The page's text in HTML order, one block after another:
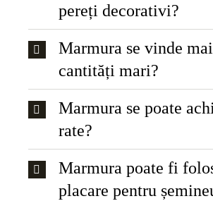
pereți decorativi?
Marmura se vinde
cantități mari?
Marmura se poate
rate?
Marmura poate fi
placare pentru